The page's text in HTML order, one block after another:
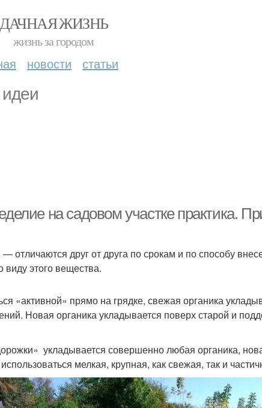
ДАЧНАЯ ЖИЗНЬ
жизнь за городом
новости статьи
на садовом участке практика.
друг от друга по срокам и по способу
виду этого вещества.
«активной» прямо на грядке, свежая органика
Новая органика укладывается поверх старой и
укладывается совершенно любая органика,
мелкая, крупная, как свежая, так и